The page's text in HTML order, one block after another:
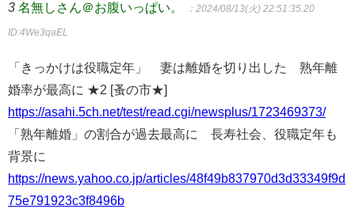
3 名無しさん＠お腹いっぱい。 ：2024/08/13(火) 22:51:35.20
ID:4We3qaEL
「きっかけは役職定年」 妻は離婚を切り出した 熟年離
婚率が最高に ★2 [蚤の市★]
https://asahi.5ch.net/test/read.cgi/newsplus/1723469373/
「熟年離婚」の割合が過去最高に 長寿社会、役職定年も
背景に
https://news.yahoo.co.jp/articles/48f49b837970d3d33349f9d
75e791923c3f8496b